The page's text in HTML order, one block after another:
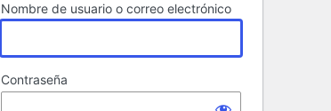
Nombre de usuario o correo electrónico
Contraseña